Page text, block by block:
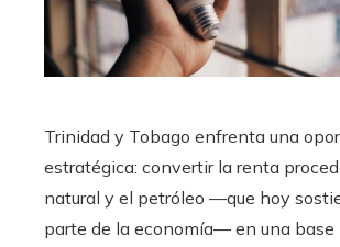
Trinidad y Tobago enfrenta una
estratégica: convertir la renta
natural y el petróleo —que hoy
parte de la economía— en una base